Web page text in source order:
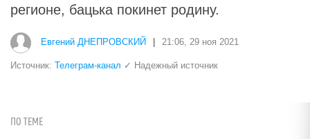
регионе, бацька покинет родину.
Евгений ДНЕПРОВСКИЙ 21:06, 29 ноя 2021
Источник: Телеграм-канал ✓ Надежный источник
ПО ТЕМЕ